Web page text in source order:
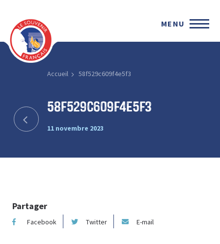
MENU
Accueil 58f529c609f4e5f3
58f529c609f4e5f3
11 novembre 2023
Partager
Facebook Twitter E-mail